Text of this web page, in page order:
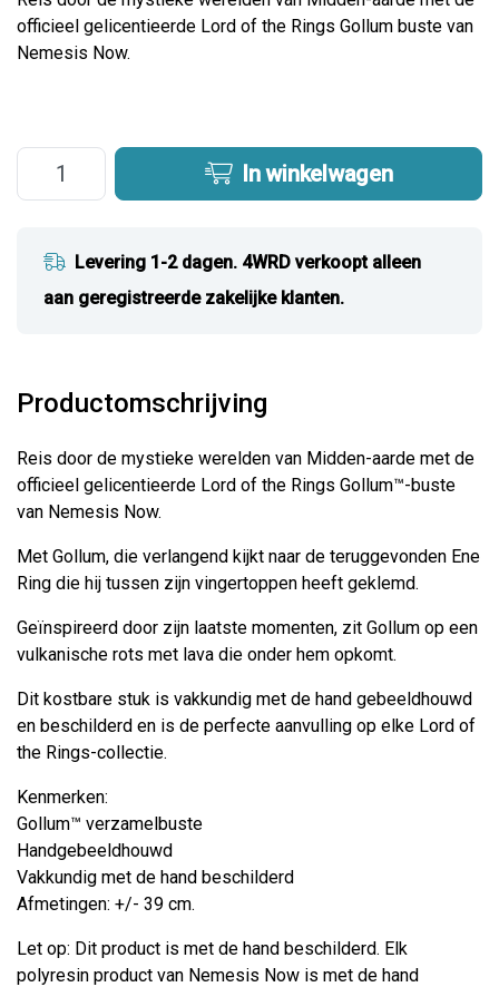
officieel gelicentieerde Lord of the Rings Gollum buste van
Nemesis Now.
In winkelwagen
Levering 1-2 dagen. 4WRD verkoopt alleen
aan geregistreerde zakelijke klanten.
Productomschrijving
Reis door de mystieke werelden van Midden-aarde met de
officieel gelicentieerde Lord of the Rings Gollum™-buste
van Nemesis Now.
Met Gollum, die verlangend kijkt naar de teruggevonden Ene
Ring die hij tussen zijn vingertoppen heeft geklemd.
Geïnspireerd door zijn laatste momenten, zit Gollum op een
vulkanische rots met lava die onder hem opkomt.
Dit kostbare stuk is vakkundig met de hand gebeeldhouwd
en beschilderd en is de perfecte aanvulling op elke Lord of
the Rings-collectie.
Kenmerken:
Gollum™ verzamelbuste
Handgebeeldhouwd
Vakkundig met de hand beschilderd
Afmetingen: +/- 39 cm.
Let op: Dit product is met de hand beschilderd. Elk
polyresin product van Nemesis Now is met de hand